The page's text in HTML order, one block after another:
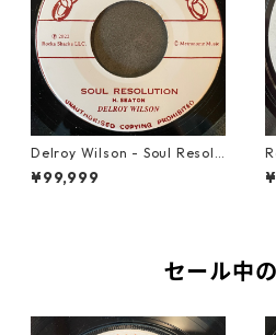
Delroy Wilson - Soul Resolu
tion【7-21935】
¥99,999
セール中